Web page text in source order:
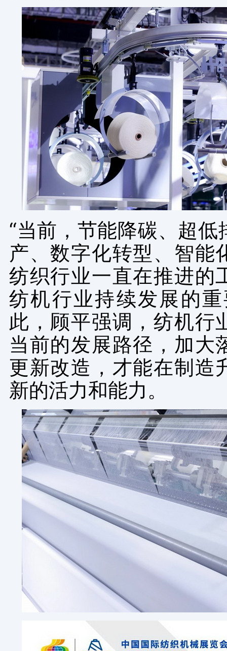
“当前，节能降碳、超低
产、数字化转型、智能
纺织行业一直在推进的
纺机行业持续发展的
此，顾平强调，纺机行
当前的发展路径，加大
更新改造，才能在制造
新的活力和能力。